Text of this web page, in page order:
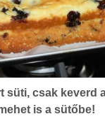
süti, csak keverd
is a sütőbe!